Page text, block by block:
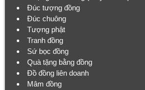
Đúc tượng đồng
Đúc chuông
Tượng phật
Tranh đồng
Sứ bọc đồng
Quà tặng bằng đồng
Đồ đồng liên doanh
Mâm đồng